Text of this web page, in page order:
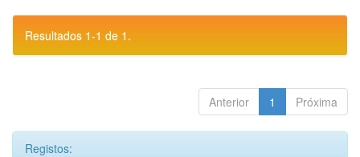
Resultados 1-1 de 1.
Anterior 1 Próxima
Registos: